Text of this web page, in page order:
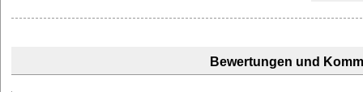
Bewertungen und